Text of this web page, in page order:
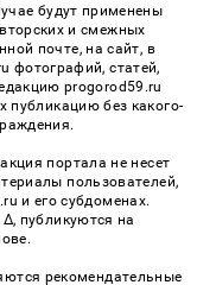
будут применены
и смежных
почте, на сайт, в
фотографий, статей,
progorod59.ru
публикацию без какого-
портала не несет
пользователей,
и его субдоменах.
публикуются на
рекомендательные